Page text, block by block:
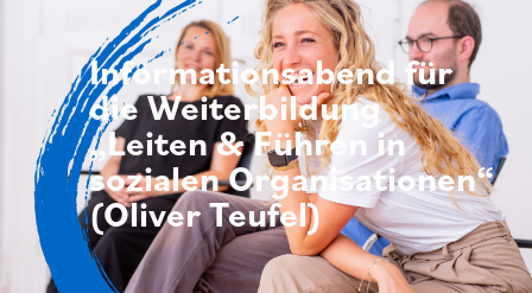
Informationsabend für
die Weiterbildung
„Leiten & Führen in
sozialen Organisationen“
(Oliver Teufel)